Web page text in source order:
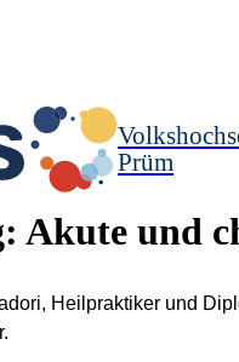
Prüm
Akute und
Heilpraktiker und